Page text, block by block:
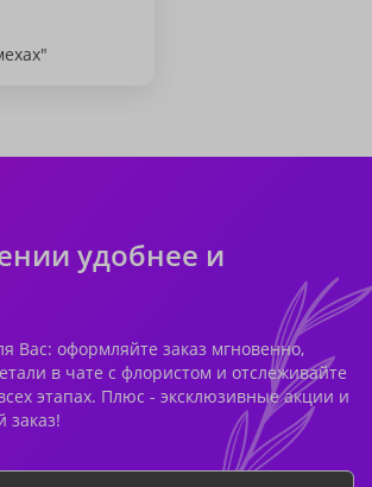
удобнее и
Вас: оформляйте заказ мгновенно,
в чате с флористом и отслеживайте
этапах. Плюс - эксклюзивные акции и
заказ!